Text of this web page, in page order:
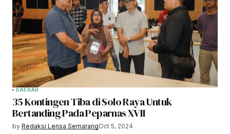
DAERAH
35 Kontingen Tiba di Solo Raya Untuk
Bertanding Pada Peparnas XVII
by Redaksi Lensa SemarangOct 5, 2024